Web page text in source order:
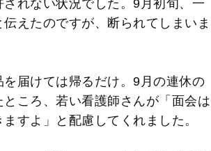
れない状況でした。9月初旬、一
えたのですが、断られてしまいま
届けては帰るだけ。9月の連休の
ころ、若い看護師さんが「面会は
すよ」と配慮してくれました。